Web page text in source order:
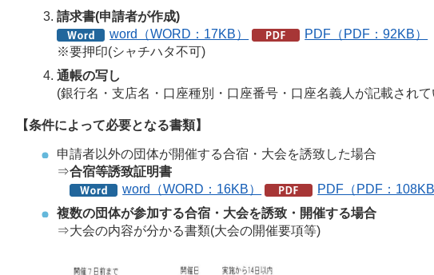
請求書(申請者が作成)
word（WORD：17KB）
PDF（PDF：92KB）
※要押印(シャチハタ不可)
通帳の写し
(銀行名・支店名・口座種別・口座番号・口座名義人が記載され
【条件によって必要となる書類】
申請者以外の団体が開催する合宿・大会を誘致した場合
⇒合宿等誘致証明書
word（WORD：16KB）
PDF（PDF：108KB
複数の団体が参加する合宿・大会を誘致・開催する場合
⇒大会の内容が分かる書類(大会の開催要項等)